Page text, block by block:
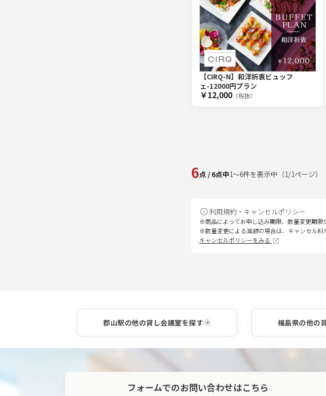
【CIRQ-N】和洋折衷ビュッフ
ェ-12000円プラン
￥12,000 （税抜）
6点 / 6点中1～6件を表示中 （1/1ページ）
利用規約・キャンセルポリシー
※商品によってお申し込み期限、数量変更期
※数量変更による減額の場合は、キャンセル料
キャンセルポリシーをみる
郡山駅の他の貸し会議室を探す 福島県の他の
フォームでのお問い合わせはこちら